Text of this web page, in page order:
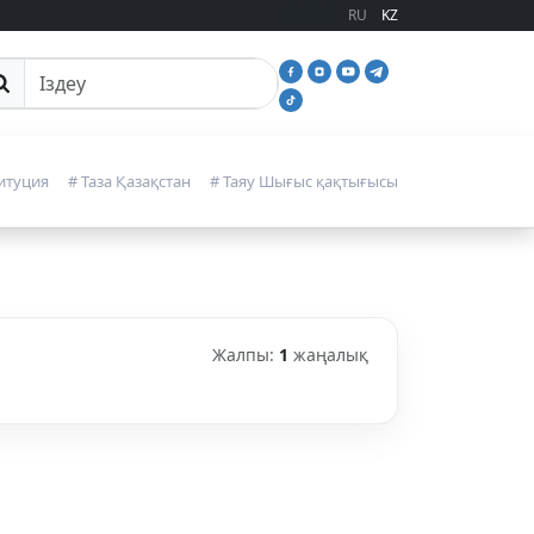
RU KZ
іздеу
# Таза Қазақстан # Таяу Шығыс қақтығысы
Жалпы: 1 жаңалық